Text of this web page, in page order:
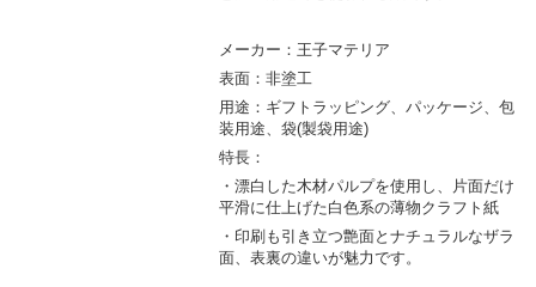
メーカー：王子マテリア
表面：非塗工
用途：ギフトラッピング、パッケージ、包
装用途、袋(製袋用途)
特長：
・漂白した木材パルプを使用し、片面だけ
平滑に仕上げた白色系の薄物クラフト紙
・印刷も引き立つ艶面とナチュラルなザラ
面、表裏の違いが魅力です。